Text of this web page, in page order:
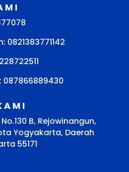
087866889430
B, Rejowinangun,
Yogyakarta, Daerah
55171